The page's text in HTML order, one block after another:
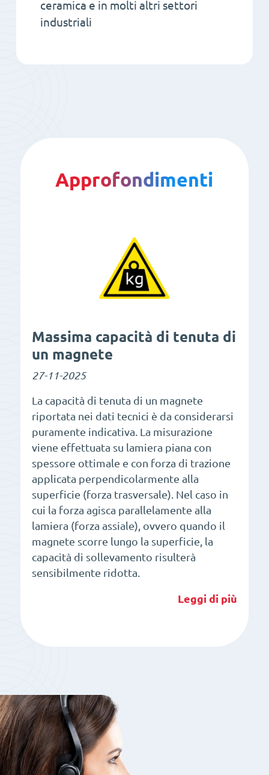
ceramica e in molti altri settori
industriali
Approfondimenti
Massima capacità di tenuta di
un magnete
27-11-2025
La capacità di tenuta di un magnete
riportata nei dati tecnici è da considerarsi
puramente indicativa. La misurazione
viene effettuata su lamiera piana con
spessore ottimale e con forza di trazione
applicata perpendicolarmente alla
superficie (forza trasversale). Nel caso in
cui la forza agisca parallelamente alla
lamiera (forza assiale), ovvero quando il
magnete scorre lungo la superficie, la
capacità di sollevamento risulterà
sensibilmente ridotta.
Leggi di più